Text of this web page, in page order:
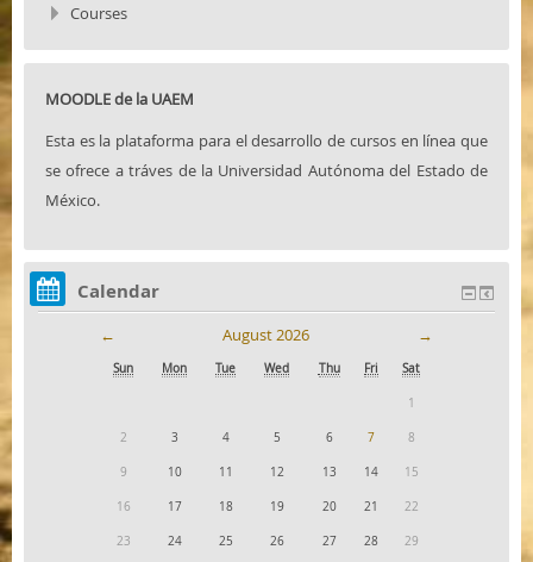
Courses
MOODLE de la UAEM
Esta es la plataforma para el desarrollo de cursos en línea que
se ofrece a tráves de la Universidad Autónoma del Estado de
México.
Calendar
← August 2026 →
Sun Mon Tue Wed Thu Fri Sat
1
2 3 4 5 6 7 8
9 10 11 12 13 14 15
16 17 18 19 20 21 22
23 24 25 26 27 28 29